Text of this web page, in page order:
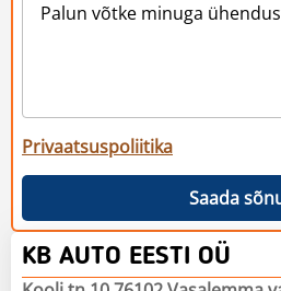
Privaatsuspoliitika
Saada
KB AUTO EESTI OÜ